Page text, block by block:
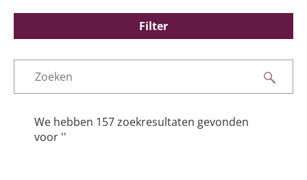
Silicose
Very Brief Work Advice
Bestellen informatiemateriaal
Filter
Nieuws
Zoeken
We hebben 157 zoekresultaten gevonden
voor ''